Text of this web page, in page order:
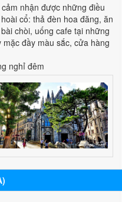
nhận được những điều
cổ: thả đèn hoa đăng, ăn
chòi, uống cafe tại những
đầy màu sắc, cửa hàng
nghỉ đêm